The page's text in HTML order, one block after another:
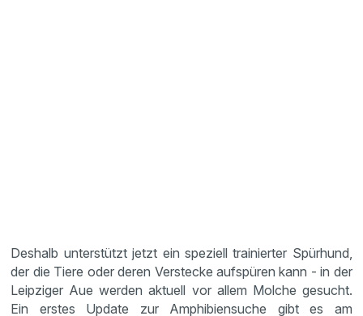
Deshalb unterstützt jetzt ein speziell trainierter Spürhund,
der die Tiere oder deren Verstecke aufspüren kann - in der
Leipziger Aue werden aktuell vor allem Molche gesucht.
Ein erstes Update zur Amphibiensuche gibt es am